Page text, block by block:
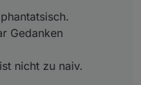
jetzt auch, aber als
die eigenen EInstellungen
müssen
Skript für die
bei Verwendung von
Klasse, befüllt die
Instanz.Start() oder so
Gedanken
nicht zu naiv.